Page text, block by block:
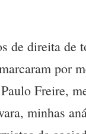
de direita de
por
Freire,
minhas